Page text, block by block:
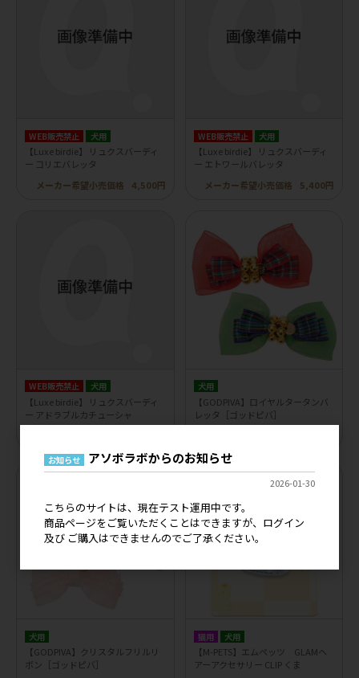
WEB販売禁止 犬用
【Luxe birdie】 リュクスバーディ
ー コリエバレッタ
メーカー希望小売価格
4,500円
WEB販売禁止 犬用
【Luxe birdie】 リュクスバーディ
ー エトワールバレッタ
メーカー希望小売価格
5,400円
WEB販売禁止 犬用
【Luxe birdie】 リュクスバーディ
ー アドラブルカチューシャ
犬用
【GODPIVA】ロイヤルタータンバ
レッタ［ゴッドピバ］
犬用
【GODPIVA】クリスタルフリルリ
ボン［ゴッドピバ］
猫用 犬用
【M-PETS】エムペッツ GLAMヘ
アーアクセサリー CLIP くま
お知らせ アソボラボからのお知らせ
2026-01-30
こちらのサイトは、現在テスト運用中です。
商品ページをご覧いただくことはできますが、ログイン
及び ご購入はできませんのでご了承ください。